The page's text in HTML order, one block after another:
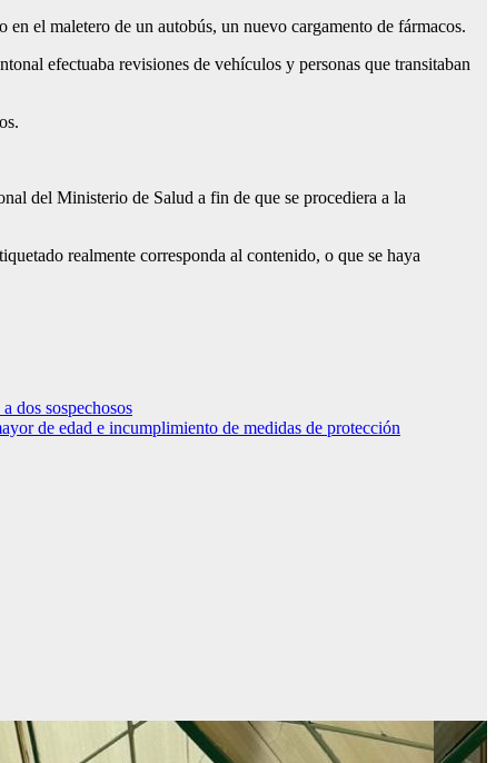
el maletero de un autobús, un nuevo cargamento de fármacos.
efectuaba revisiones de vehículos y personas que transitaban
del Ministerio de Salud a fin de que se procediera a la
realmente corresponda al contenido, o que se haya
dos sospechosos
de edad e incumplimiento de medidas de protección